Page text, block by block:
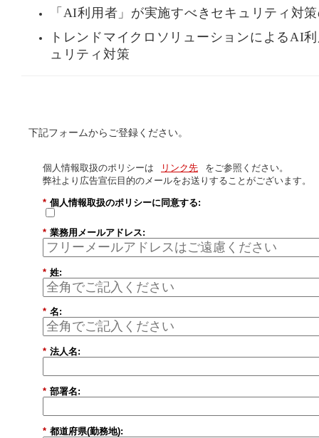
「AI利用者」が実施すべきセキュリティ対
トレンドマイクロソリューションによるAI
ュリティ対策
下記フォームからご登録ください。
個人情報取扱のポリシーは リンク先
をご参照ください。
弊社より広告宣伝目的のメールをお送りすることがございます。
* 個人情報取扱のポリシーに同意する:
* 業務用メールアドレス:
* 姓:
* 名:
* 法人名:
* 部署名:
* 都道府県(勤務地):